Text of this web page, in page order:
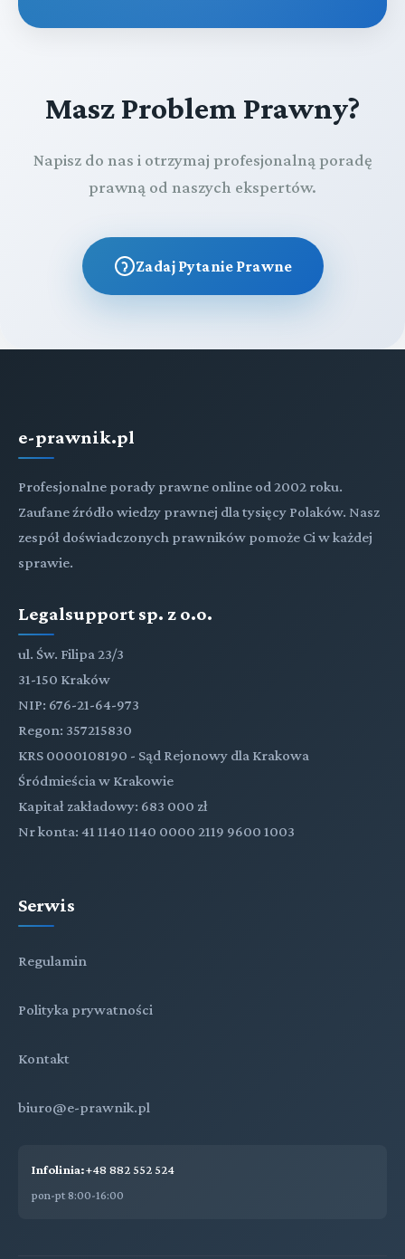
Masz Problem Prawny?
Napisz do nas i otrzymaj profesjonalną poradę
prawną od naszych ekspertów.
Zadaj Pytanie Prawne
e-prawnik.pl
Profesjonalne porady prawne online od 2002 roku.
Zaufane źródło wiedzy prawnej dla tysięcy Polaków. Nasz
zespół doświadczonych prawników pomoże Ci w każdej
sprawie.
Legalsupport sp. z o.o.
ul. Św. Filipa 23/3
31-150 Kraków
NIP: 676-21-64-973
Regon: 357215830
KRS 0000108190 - Sąd Rejonowy dla Krakowa
Śródmieścia w Krakowie
Kapitał zakładowy: 683 000 zł
Nr konta: 41 1140 1140 0000 2119 9600 1003
Serwis
Regulamin
Polityka prywatności
Kontakt
biuro@e-prawnik.pl
Infolinia:+48 882 552 524
pon-pt 8:00-16:00